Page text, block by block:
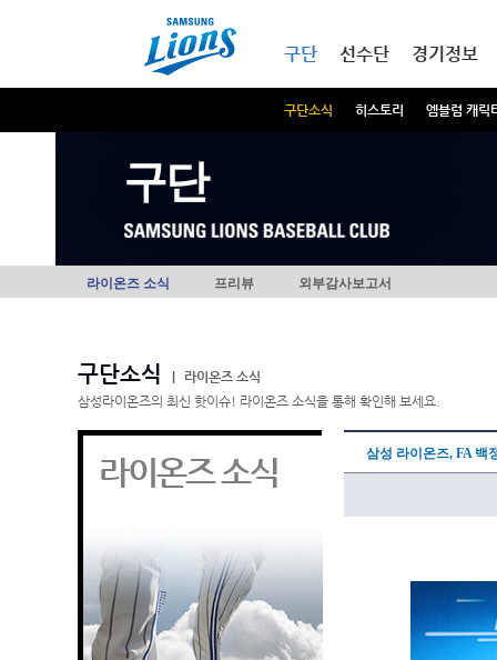
구단
구단소식 히스토리 엠블럼 캐릭
선수단 경기정보
구단
라이온즈 소식 프리뷰 외부감사보고서
구단소식
라이온즈 소식
삼성라이온즈의 최신 핫이슈! 라이온즈 소식을 통해 확인해 보세요.
라이온즈 소식 삼성 라이온즈, FA 백